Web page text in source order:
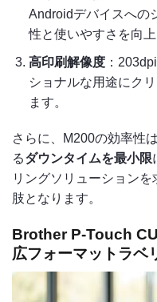
Androidデバイスへの
性と使いやすさを向上
高印刷解像度：
ショナルな用途にク
ます。
さらに、M200の効率性
るダウンタイムを最小限
リングソリューション
肢となります。
Brother P-Touch
広フォーマットラベ